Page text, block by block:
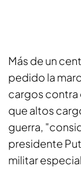
Más de un
pedido la
cargos contra
que altos
guerra,
presidente
militar especial